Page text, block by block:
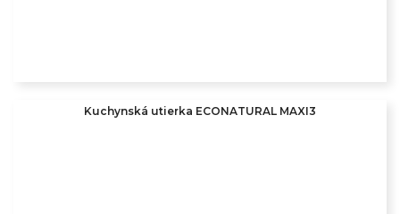
Kuchynská utierka ECONATURAL MAXI3